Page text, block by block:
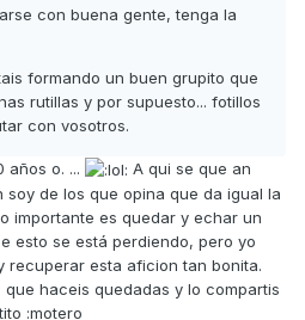
con buena gente, tenga la
formando un buen grupito que
rutillas y por supuesto... fotillos
con vosotros.
años o. ...
A qui se que an
soy de los que opina que da igual la
importante es quedar y echar un
esto se está perdiendo, pero yo
recuperar esta aficion tan bonita.
haceis quedadas y lo compartis
:motero